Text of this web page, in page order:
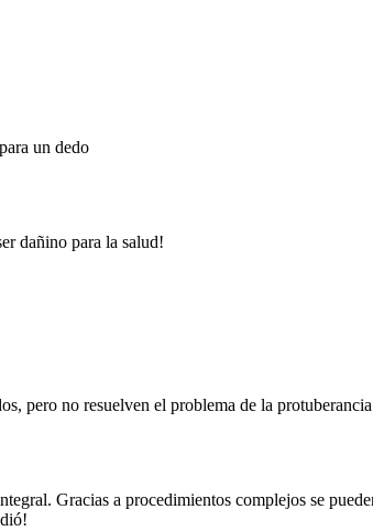
un dedo
dañino para la salud!
pero no resuelven el problema de la
Gracias a procedimientos complejos se